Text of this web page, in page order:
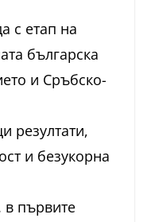
с етап на
българска
и Сръбско-
резултати,
и безукорна
в първите